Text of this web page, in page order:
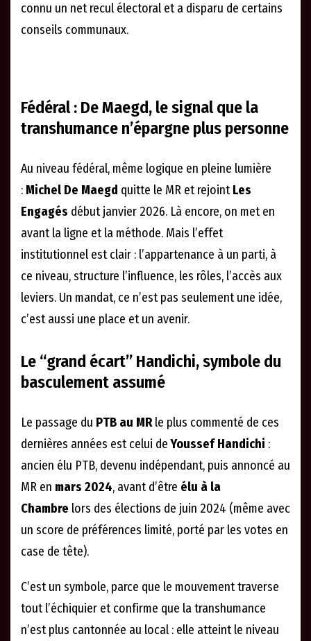
connu un net recul électoral et a disparu de certains
conseils communaux.
Fédéral : De Maegd, le signal que la
transhumance n’épargne plus personne
Au niveau fédéral, même logique en pleine lumière
: Michel De Maegd quitte le MR et rejointLes
Engagés début janvier 2026. Là encore, on met en
avant la ligne et la méthode. Mais l’effet
institutionnel est clair : l’appartenance à un parti, à
ce niveau, structure l’influence, les rôles, l’accès aux
leviers. Un mandat, ce n’est pas seulement une idée,
c’est aussi une place et un avenir.
Le “grand écart” Handichi, symbole du
basculement assumé
Le passage du PTB au MRle plus commenté de ces
dernières années est celui deYoussef Handichi :
ancien élu PTB, devenu indépendant, puis annoncé au
MR en mars 2024, avant d’être élu à la
Chambre lors des élections de juin 2024 (même avec
un score de préférences limité, porté par les votes en
case de tête).
C’est un symbole, parce que le mouvement traverse
tout l’échiquier et confirme que la transhumance
n’est plus cantonnée au local : elle atteint le niveau